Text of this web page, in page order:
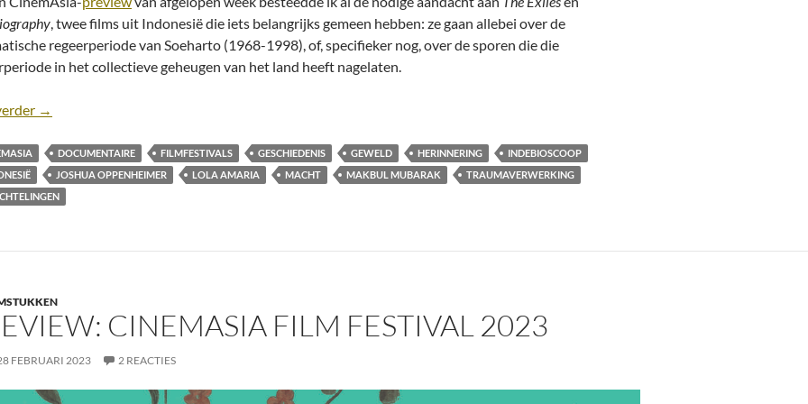
, twee films uit Indonesië die iets belangrijks gemeen hebben: ze gaan allebei over de
regeerperiode van Soeharto (1968-1998), of, specifieker nog, over de sporen die die
in het collectieve geheugen van het land heeft nagelaten.
CinemAsia 2023 I: De erfenis van Soeharto in The Exiles & Autobiography
→
DOCUMENTAIRE FILMFESTIVALS GESCHIEDENIS GEWELD HERINNERING
INDEBIOSCOOP
JOSHUA OPPENHEIMER LOLA AMARIA MACHT MAKBUL MUBARAK
TRAUMAVERWERKING
CINEMASIA FILM FESTIVAL 2023
FEBRUARI 2023 2 REACTIES